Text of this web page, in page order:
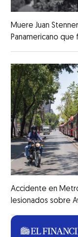
Muere Juan
Panamericano
Accidente en
lesionados sobre